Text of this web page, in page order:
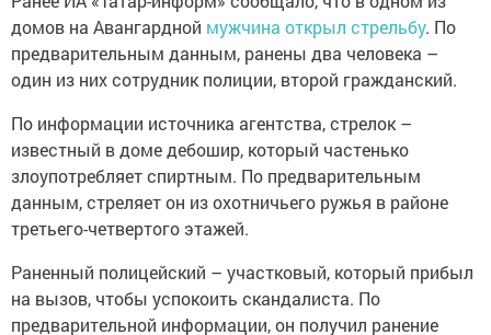
домов на Авангардной мужчина открыл стрельбу. По
предварительным данным, ранены два человека –
один из них сотрудник полиции, второй гражданский.
По информации источника агентства, стрелок –
известный в доме дебошир, который частенько
злоупотребляет спиртным. По предварительным
данным, стреляет он из охотничьего ружья в районе
третьего-четвертого этажей.
Раненный полицейский – участковый, который прибыл
на вызов, чтобы успокоить скандалиста. По
предварительной информации, он получил ранение